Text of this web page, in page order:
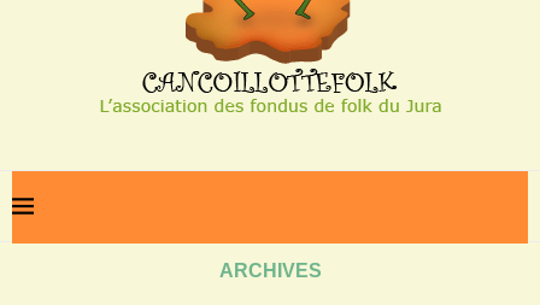
ARCHIVES